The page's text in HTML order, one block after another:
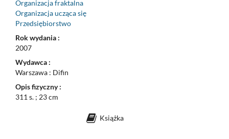
Organizacja fraktalna
Organizacja ucząca się
Przedsiębiorstwo
Rok wydania :
2007
Wydawca :
Warszawa : Difin
Opis fizyczny :
311 s. ; 23 cm
Książka